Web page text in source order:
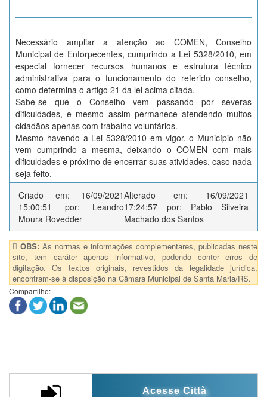
Necessário ampliar a atenção ao COMEN, Conselho
Municipal de Entorpecentes, cumprindo a Lei 5328/2010, em
especial fornecer recursos humanos e estrutura técnico
administrativa para o funcionamento do referido conselho,
como determina o artigo 21 da lei acima citada.
Sabe-se que o Conselho vem passando por severas
dificuldades, e mesmo assim permanece atendendo muitos
cidadãos apenas com trabalho voluntários.
Mesmo havendo a Lei 5328/2010 em vigor, o Município não
vem cumprindo a mesma, deixando o COMEN com mais
dificuldades e próximo de encerrar suas atividades, caso nada
seja feito.
Criado em: 16/09/2021
15:00:51 por: Leandro
Moura Rovedder
Alterado em: 16/09/2021
17:24:57 por: Pablo Silveira
Machado dos Santos
OBS: As normas e informações complementares, publicadas neste
site, tem caráter apenas informativo, podendo conter erros de
digitação. Os textos originais, revestidos da legalidade jurídica,
encontram-se à disposição na Câmara Municipal de Santa Maria/RS.
Compartilhe:
Acesse Città